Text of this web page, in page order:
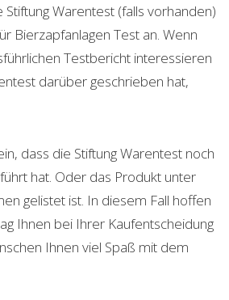
Warentest (falls vorhanden)
Bierzapfanlagen Test an. Wenn
Testbericht interessieren
darüber geschrieben hat,
dass die Stiftung Warentest noch
hat. Oder das Produkt unter
gelistet ist. In diesem Fall hoffen
Ihnen bei Ihrer Kaufentscheidung
Ihnen viel Spaß mit dem